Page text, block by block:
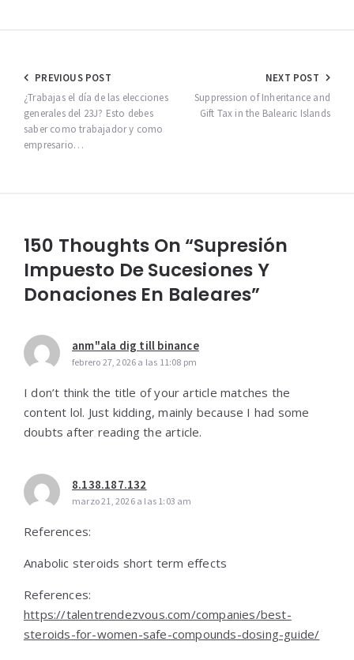
Navegación
de
entradas
PREVIOUS POST
¿Trabajas el día de las elecciones
generales del 23J? Esto debes
saber como trabajador y como
empresario…
NEXT POST
Suppression of Inheritance and
Gift Tax in the Balearic Islands
150 Thoughts On “Supresión
Impuesto De Sucesiones Y
Donaciones En Baleares”
anm"ala dig till binance
febrero 27, 2026 a las 11:08 pm
I don’t think the title of your article matches the
content lol. Just kidding, mainly because I had some
doubts after reading the article.
8.138.187.132
marzo 21, 2026 a las 1:03 am
References:
Anabolic steroids short term effects
References:
https://talentrendezvous.com/companies/best-
steroids-for-women-safe-compounds-dosing-guide/